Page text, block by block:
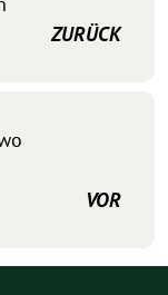
ZURÜCK
VOR